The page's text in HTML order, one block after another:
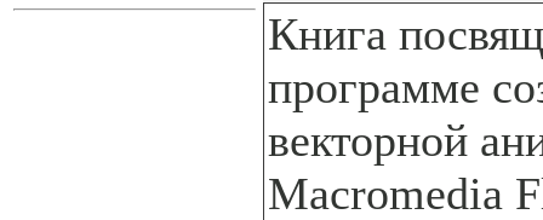
Книга
программе
векторной
Мacromedia